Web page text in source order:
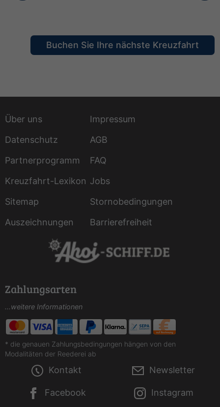
Buchen Sie Ihre nächste Kreuzfahrt
Über uns
Impressum
Datenschutz
AGB
Partnerprogramm
FAQ
Kreuzfahrt-Lexikon Jobs
Sitemap
Stornobedingungen
Auszeichnungen
Barrierefreiheit
Zahlungsarten
...weitere Informationen
* die genauen Zahlungsbedingungen hängen von den
Modalitäten der Reederei ab
Kontakt Newsletter
Facebook Instagram